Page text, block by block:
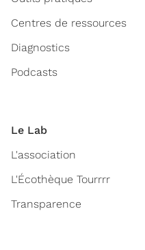
Centres de ressources
Diagnostics
Podcasts
Le Lab
L'association
L'Écothèque Tourrrr
Transparence